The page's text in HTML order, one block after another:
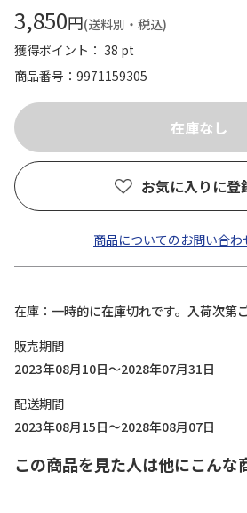
3,850円(送料別・税込)
獲得ポイント： 38 pt
商品番号
9971159305
お気に入りに登
商品についてのお問い合わ
在庫
一時的に在庫切れです。入荷次第
販売期間
2023年08月10日～2028年07月31日
配送期間
2023年08月15日～2028年08月07日
この商品を見た人は他にこんな